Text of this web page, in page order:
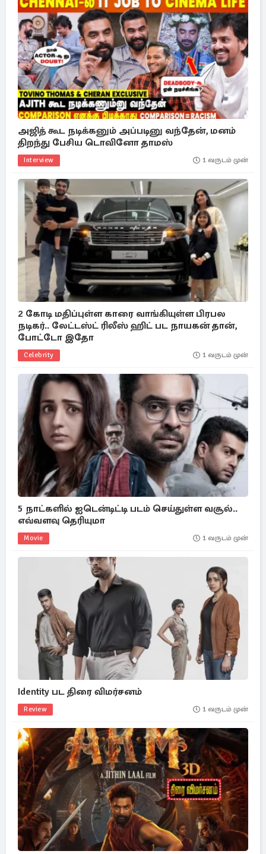
அஜித் கூட நடிக்கனும் அப்படினு வந்தேன், மனம்
திறந்து பேசிய டொவினோ தாமஸ்
Interview 1 வருடம் முன்
2 கோடி மதிப்புள்ள காரை வாங்கியுள்ள பிரபல
நடிகர்.. லேட்டஸ்ட் ரிலீஸ் ஹிட் பட நாயகன் தான்,
போட்டோ இதோ
Celebrity 1 வருடம் முன்
5 நாட்களில் ஐடென்டிட்டி படம் செய்துள்ள வசூல்..
எவ்வளவு தெரியுமா
Movie 1 வருடம் முன்
Identity பட திரை விமர்சனம்
Review 1 வருடம் முன்